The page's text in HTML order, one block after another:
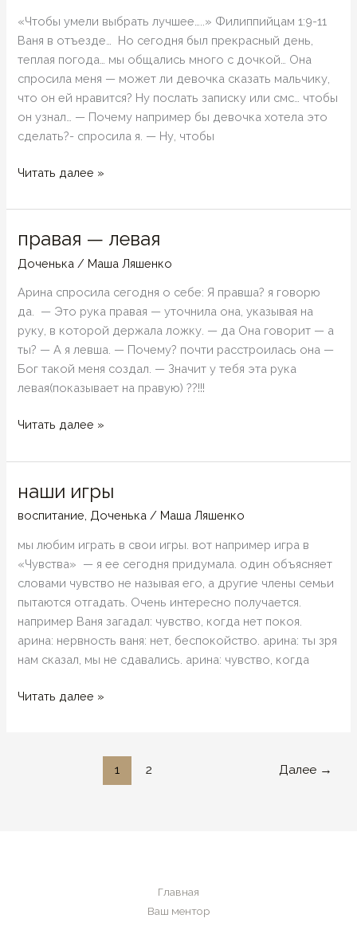
«Чтобы умели выбрать лучшее…..» Филиппийцам 1:9-11
Ваня в отъезде… Но сегодня был прекрасный день,
теплая погода… мы общались много с дочкой… Она
спросила меня — может ли девочка сказать мальчику,
что он ей нравится? Ну послать записку или смс… чтобы
он узнал… — Почему например бы девочка хотела это
сделать?- спросила я. — Ну, чтобы
Чувства,
и
с
ними
делать?
Читать далее »
правая — левая
Доченька / Маша Ляшенко
Арина спросила сегодня о себе: Я правша? я говорю
да. — Это рука правая — уточнила она, указывая на
руку, в которой держала ложку. — да Она говорит — а
ты? — А я левша. — Почему? почти расстроилась она —
Бог такой меня создал. — Значит у тебя эта рука
левая(показывает на правую) ??!!!
правая
левая
Читать далее »
наши игры
воспитание, Доченька / Маша Ляшенко
мы любим играть в свои игры. вот например игра в
«Чувства» — я ее сегодня придумала. один объясняет
словами чувство не называя его, а другие члены семьи
пытаются отгадать. Очень интересно получается.
например Ваня загадал: чувство, когда нет покоя.
арина: нервность ваня: нет, беспокойство. арина: ты зря
нам сказал, мы не сдавались. арина: чувство, когда
наши
Читать далее »
1 2 Далее →
Главная
Ваш ментор